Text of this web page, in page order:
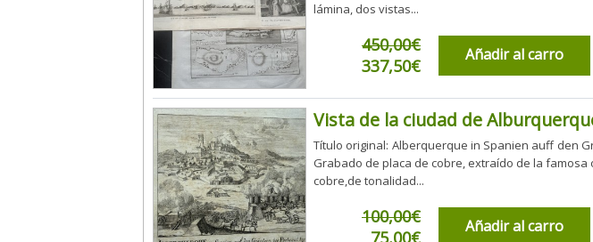
lámina, dos vistas...
450,00€
337,50€
Añadir al carro
Vista de la ciudad de
Título original: Alberquerque in Spanien auff den
Grabado de placa de cobre, extraído de la
cobre,de tonalidad...
100,00€
75,00€
Añadir al carro